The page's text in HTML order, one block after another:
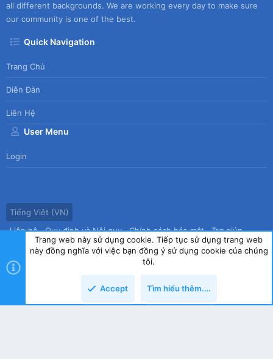
all different backgrounds. We are working every day to make sure
our community is one of the best.
Quick Navigation
Trang Chủ
Diễn Đàn
Liên Hệ
User Menu
Login
Tiếng Việt (VN)
Liên hệ
Quy định và Nội quy Chính sách bảo mật
Trợ giúp
Trang chủ
R
copyright by Tin học Thế hệ mới
Trang web này sử dụng cookie. Tiếp tục sử dụng trang web
này đồng nghĩa với việc bạn đồng ý sử dụng cookie của chúng
tôi.
Accept Tìm hiểu thêm.…